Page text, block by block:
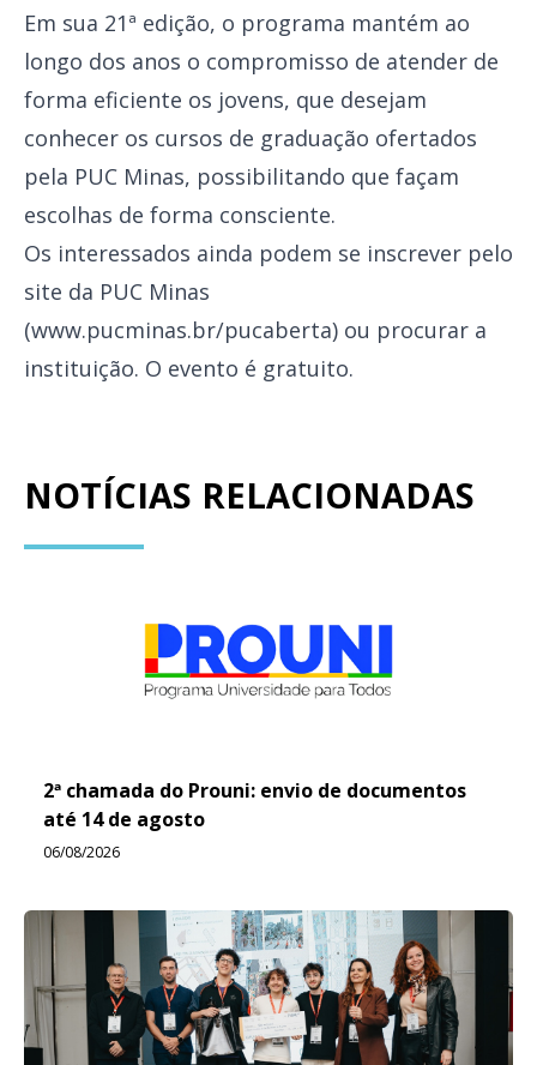
Em sua 21ª edição, o programa mantém ao
longo dos anos o compromisso de atender de
forma eficiente os jovens, que desejam
conhecer os cursos de graduação ofertados
pela PUC Minas, possibilitando que façam
escolhas de forma consciente.
Os interessados ainda podem se inscrever pelo
site da PUC Minas
(www.pucminas.br/pucaberta) ou procurar a
instituição. O evento é gratuito.
NOTÍCIAS RELACIONADAS
2ª chamada do Prouni: envio de documentos
até 14 de agosto
06/08/2026